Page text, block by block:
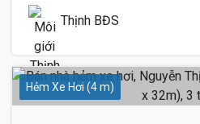
Thịnh BĐS
Hẻm Xe Hơi (4 m)